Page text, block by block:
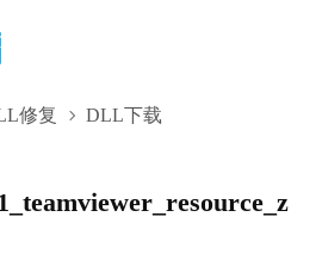
修复 DLL下载